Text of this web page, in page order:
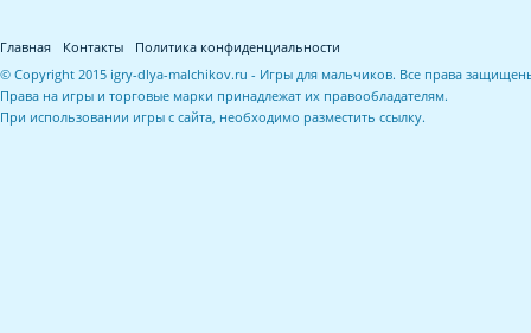
Главная Контакты
Политика конфиденциальности
© Copyright 2015 igry-dlya-malchikov.ru - Игры для мальчиков. Все права
Права на игры и торговые марки принадлежат их правообладателям.
При использовании игры с сайта, необходимо разместить ссылку.